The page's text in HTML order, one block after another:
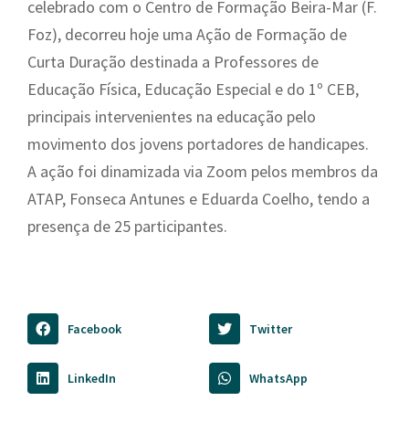
celebrado com o Centro de Formação Beira-Mar (F.
Foz), decorreu hoje uma Ação de Formação de
Curta Duração destinada a Professores de
Educação Física, Educação Especial e do 1º CEB,
principais intervenientes na educação pelo
movimento dos jovens portadores de handicapes.
A ação foi dinamizada via Zoom pelos membros da
ATAP, Fonseca Antunes e Eduarda Coelho, tendo a
presença de 25 participantes.
Facebook Twitter
LinkedIn WhatsApp